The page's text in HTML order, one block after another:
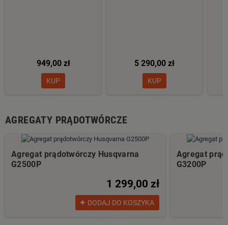
949,00 zł
KUP
5 290,00 zł
KUP
AGREGATY PRĄDOTWÓRCZE
Agregat prądotwórczy Husqvarna
G2500P
1 299,00 zł
DODAJ DO KOSZYKA
Agregat
G3200P